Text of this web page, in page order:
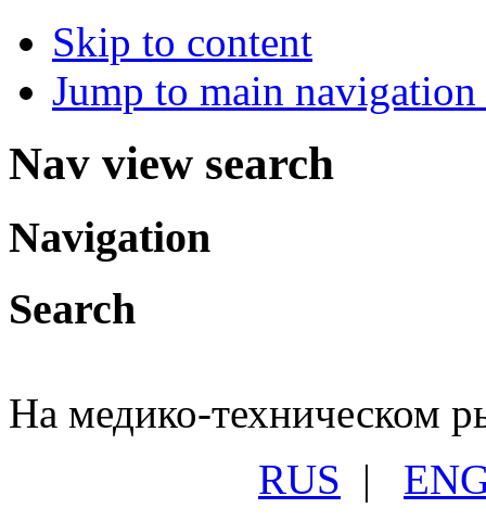
Skip to content
Jump to main
Nav view search
Navigation
Search
На медико-техническом
RUS |